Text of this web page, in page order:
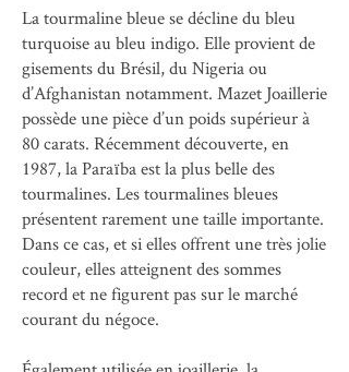
La tourmaline bleue se décline du bleu
turquoise au bleu indigo. Elle provient de
gisements du Brésil, du Nigeria ou
d’Afghanistan notamment. Mazet Joaillerie
possède une pièce d’un poids supérieur à
80 carats. Récemment découverte, en
1987, la Paraïba est la plus belle des
tourmalines. Les tourmalines bleues
présentent rarement une taille importante.
Dans ce cas, et si elles offrent une très jolie
couleur, elles atteignent des sommes
record et ne figurent pas sur le marché
courant du négoce.